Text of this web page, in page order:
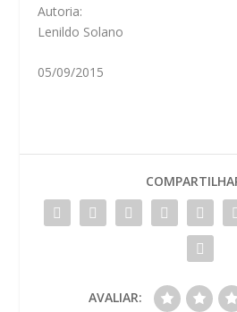
Autoria:
Lenildo Solano
05/09/2015
AVALIAR: